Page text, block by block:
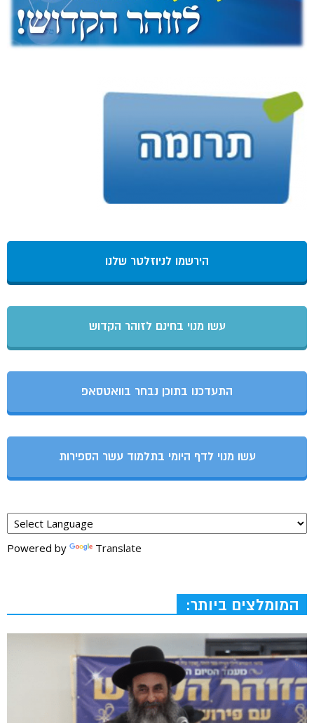
הירשמו לניוזלטר שלנו
עשו מנוי בחינם לזוהר הקדוש
התעדכנו בתוכן נבחר בוואטסאפ
עשו מנוי לדף היומי בתלמוד עשר הספירות
Powered by Translate
המומלצים ביותר: